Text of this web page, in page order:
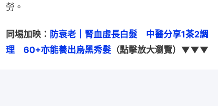
勞。
同埸加映： 防衰老｜腎血虛長白髮　中醫分享1茶2調
理　60+亦能養出烏黑秀髮 （點擊放大瀏覽）▼▼▼